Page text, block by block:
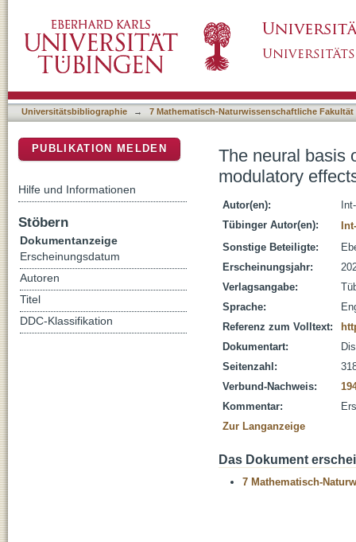
Stimulation
Universitätsbibliographie → 7 Mathematisch-Naturwissenschaftliche Fakultät
The neural basis
modulatory
Autor(en):
Tübinger Autor(en):
Sonstige Beteiligte:
Erscheinungsjahr:
Verlagsangabe:
Sprache:
Referenz zum Volltext:
Dokumentart:
Seitenzahl:
Verbund-Nachweis:
Kommentar:
Zur Langanzeige
Das Dokument
7 Mathematisch-
PUBLIKATION MELDEN
Hilfe und Informationen
Stöbern
Dokumentanzeige
Erscheinungsdatum
Autoren
Titel
DDC-Klassifikation